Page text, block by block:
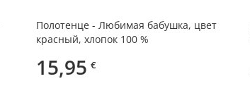
Полотенце - Любимая бабушка, цвет
красный, хлопок 100 %
15,95 €